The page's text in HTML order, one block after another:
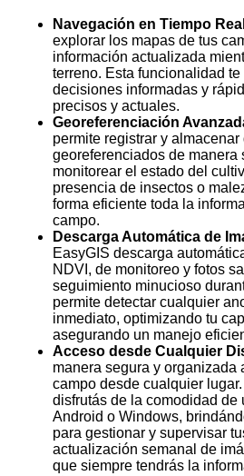
Navegación en Tiempo Real
explorar los mapas de tus
información actualizada
terreno. Esta funcionalidad te
decisiones informadas y
precisos y actuales.
Georeferenciación
permite registrar y almacenar
georeferenciados de manera
monitorear el estado del
presencia de insectos o
forma eficiente toda la
campo.
Descarga Automática de
EasyGIS descarga
NDVI, de monitoreo y fotos
seguimiento minucioso
permite detectar cualquier
inmediato, optimizando tu
asegurando un manejo
Acceso desde Cualquier
manera segura y organizada
campo desde cualquier
disfrutás de la comodidad de
Android o Windows,
para gestionar y supervisar
actualización semanal de
que siempre tendrás la